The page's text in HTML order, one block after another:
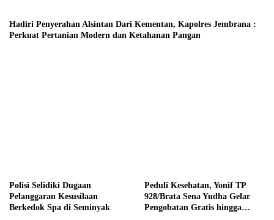
Hadiri Penyerahan Alsintan Dari Kementan, Kapolres Jembrana :
Perkuat Pertanian Modern dan Ketahanan Pangan
Polisi Selidiki Dugaan
Pelanggaran Kesusilaan
Berkedok Spa di Seminyak
Peduli Kesehatan, Yonif TP
928/Brata Sena Yudha Gelar
Pengobatan Gratis hingga